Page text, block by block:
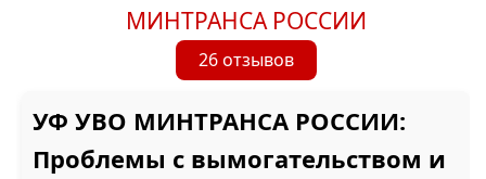
МИНТРАНСА РОССИИ
26 отзывов
УФ УВО МИНТРАНСА РОССИИ:
Проблемы с вымогательством и